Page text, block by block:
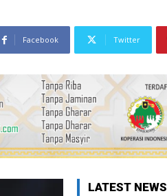
Facebook Twitter
LATEST NEWS